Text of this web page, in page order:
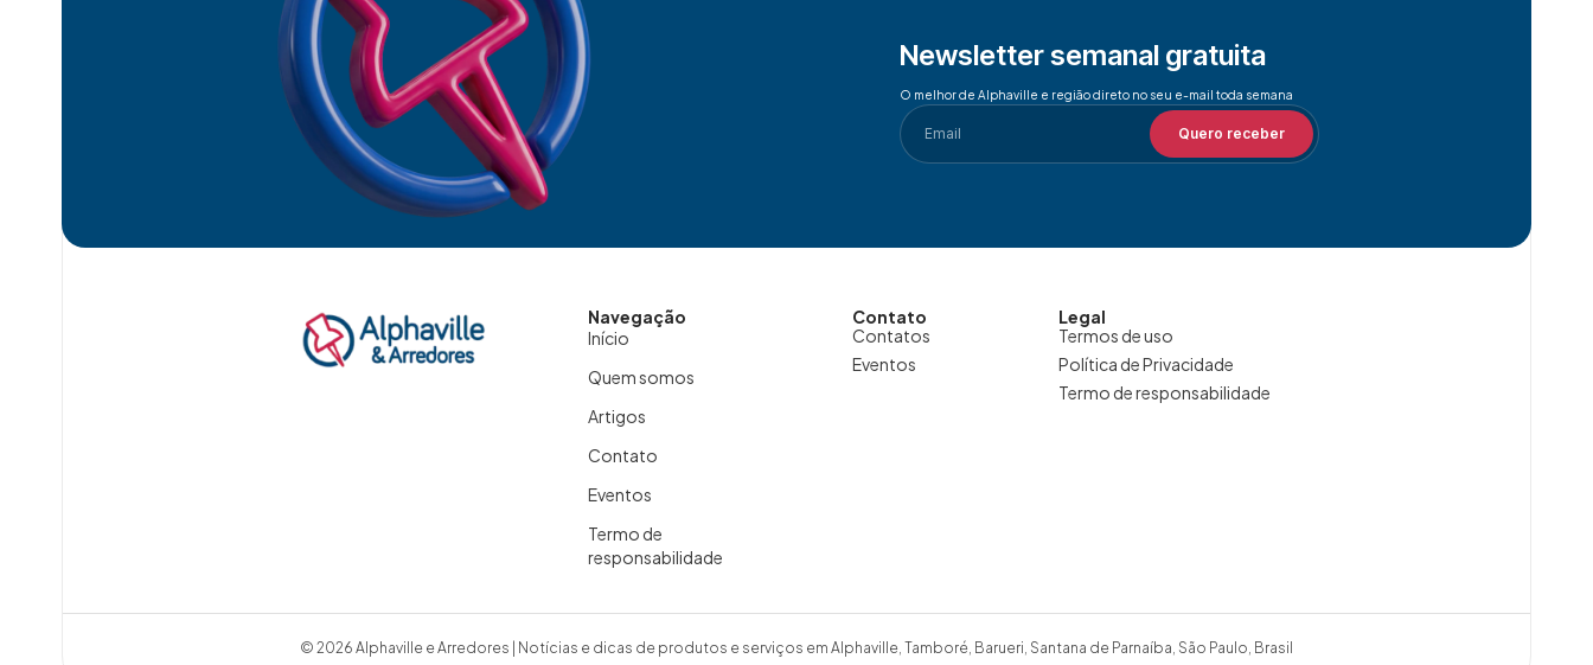
Newsletter semanal gratuita
O melhor de Alphaville e região direto no seu e-mail toda semana
Quero receber
Navegação
Início
Quem somos
Artigos
Contato
Eventos
Termo de
responsabilidade
Contato
Contatos
Eventos
Legal
Termos de uso
Política de Privacidade
Termo de responsabilidade
© 2026 Alphaville e Arredores | Notícias e dicas de produtos e serviços em Alphaville, Tamboré, Barueri, Santana de Parnaíba, São Paulo, Brasil